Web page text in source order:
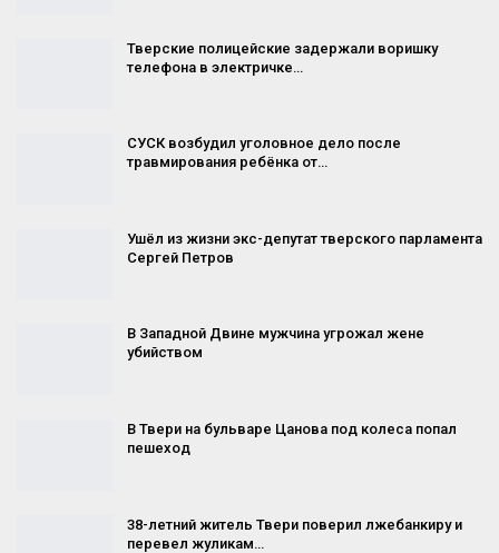
Тверские полицейские задержали воришку
телефона в электричке…
СУСК возбудил уголовное дело после
травмирования ребёнка от…
Ушёл из жизни экс-депутат тверского парламента
Сергей Петров
В Западной Двине мужчина угрожал жене
убийством
В Твери на бульваре Цанова под колеса попал
пешеход
38-летний житель Твери поверил лжебанкиру и
перевел жуликам…